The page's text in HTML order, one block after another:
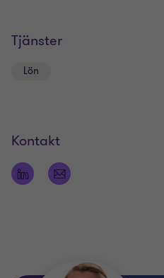
Tjänster
Lön
Kontakt